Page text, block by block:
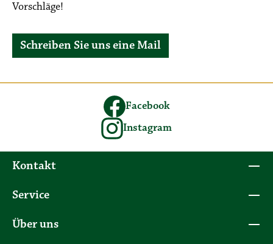
Vorschläge!
Schreiben Sie uns eine Mail
Facebook
Instagram
Kontakt
Service
Über uns